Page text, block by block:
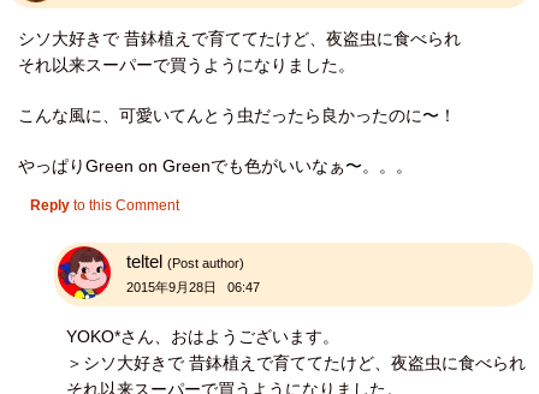
シソ大好きで 昔鉢植えで育ててたけど、夜盗虫に食べられ
それ以来スーパーで買うようになりました。
こんな風に、可愛いてんとう虫だったら良かったのに〜！
やっぱりGreen on Greenでも色がいいなぁ〜。。。
Reply to this Comment
teltel (Post author)
2015年9月28日 06:47
YOKO*さん、おはようございます。
＞シソ大好きで 昔鉢植えで育ててたけど、夜盗虫に食べられ
それ以来スーパーで買うようになりました。